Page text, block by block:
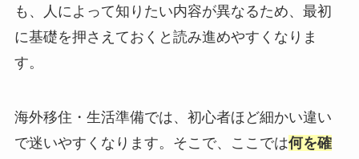
も、人によって知りたい内容が異なるため、最初
に基礎を押さえておくと読み進めやすくなりま
す。
海外移住・生活準備では、初心者ほど細かい違い
で迷いやすくなります。そこで、ここでは何を確